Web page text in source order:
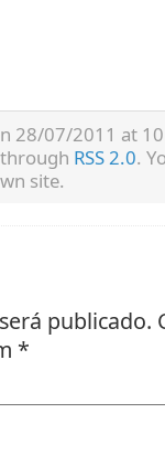
28/07/2011 at
RSS 2.0.
site.
publicado.
*